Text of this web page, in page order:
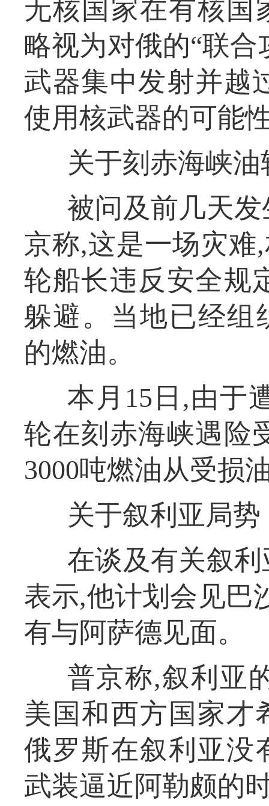
无核国家在有核国
略视为对俄的“联
武器集中发射并越
使用核武器的可能
关于刻赤海峡
被问及前几天
京称,这是一场灾难
轮船长违反安全规
躲避。当地已经组
的燃油。
本月15日,由于
轮在刻赤海峡遇险
3000吨燃油从受损
关于叙利亚局势
在谈及有关叙
表示,他计划会见巴
有与阿萨德见面。
普京称,叙利亚
美国和西方国家才
俄罗斯在叙利亚没
武装逼近阿勒颇的